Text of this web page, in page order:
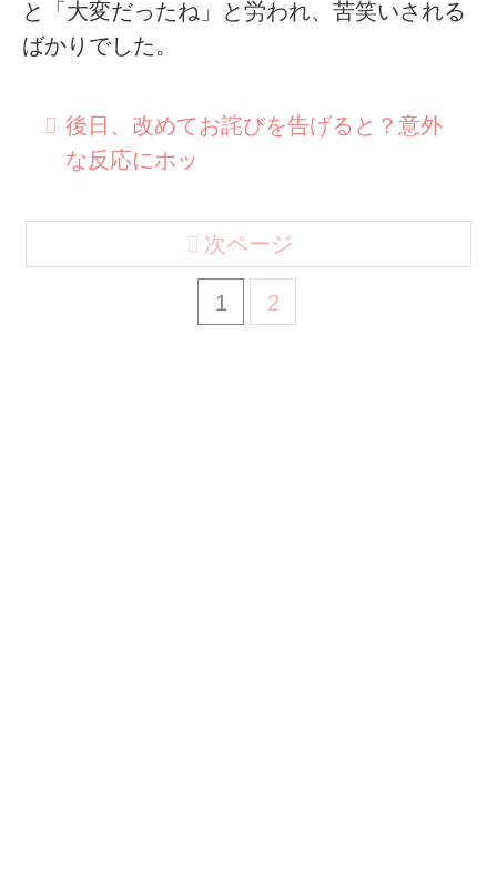
と「大変だったね」と労われ、苦笑いされる
ばかりでした。
後日、改めてお詫びを告げると？意外
な反応にホッ
1 2
次ページ